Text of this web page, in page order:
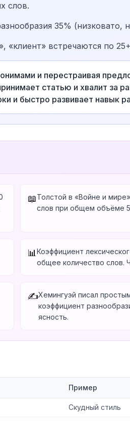
слов.
35% (низковато,
«клиент» встречаются по
и перестраивая
статью и хвалит за
и быстро развивает навык
📖Толстой в «Войне и
слов при общем объёме
📊 Коэффициент
общее количество слов.
✍️Хемингуэй писал
коэффициент
ясность.
Пример
Скудный стиль